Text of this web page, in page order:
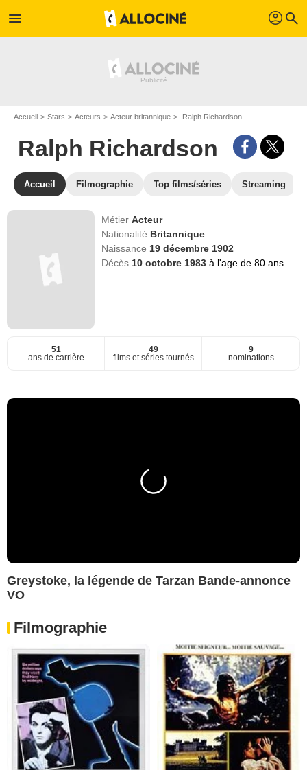
menu profil search
Accueil Stars Acteurs Acteur britannique Ralph Richardson
Ralph Richardson
Accueil Filmographie Top films/séries Streaming
MétierActeur
Nationalité Britannique
Naissance 19 décembre 1902
Décès 10 octobre 1983à l'age de 80 ans
51
ans de carrière
49
films et séries tournés
9
nominations
Greystoke, la légende de Tarzan Bande-annonce
VO
Filmographie